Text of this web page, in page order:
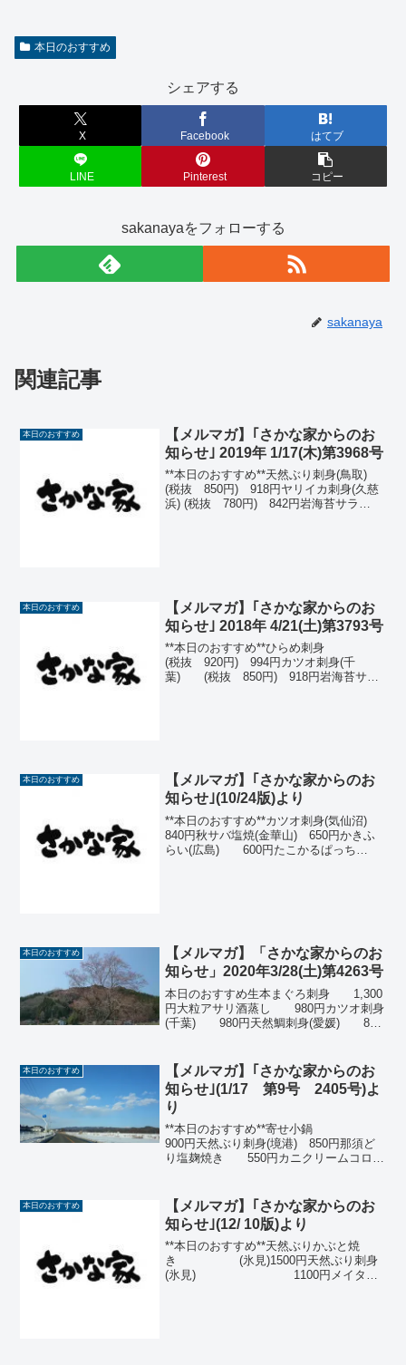
本日のおすすめ
シェアする
X Facebook はてブ
LINE Pinterest コピー
sakanayaをフォローする
sakanaya
関連記事
本日のおすすめ
【メルマガ】｢さかな家からのお
知らせ｣ 2019年 1/17(木)第3968号
**本日のおすすめ**天然ぶり刺身(鳥取)
(税抜 850円) 918円ヤリイカ刺身(久慈
浜) (税抜 780円) 842円岩海苔サラ
本日のおすすめ
【メルマガ】｢さかな家からのお
知らせ｣ 2018年 4/21(土)第3793号
**本日のおすすめ**ひらめ刺身
(税抜 920円) 994円カツオ刺身(千
葉) (税抜 850円) 918円岩海苔サラ
本日のおすすめ
【メルマガ】｢さかな家からのお
知らせ｣(10/24版)より
**本日のおすすめ**カツオ刺身(気仙沼)
840円秋サバ塩焼(金華山) 650円かきふ
らい(広島) 600円たこかるぱっち
本日のおすすめ
【メルマガ】「さかな家からのお
知らせ」2020年3/28(土)第4263号
本日のおすすめ生本まぐろ刺身 1,300
円大粒アサリ酒蒸し 980円カツオ刺身
(千葉) 980円天然鯛刺身(愛媛) 850
ふきのとうみそ焼
き ...
本日のおすすめ
【メルマガ】｢さかな家からのお
知らせ｣(1/17 第9号 2405号)よ
り
**本日のおすすめ**寄せ小鍋
900円天然ぶり刺身(境港) 850円那須ど
り塩麹焼き 550円カニクリームコロッ
ら 400円ごはんナゲット ...
本日のおすすめ
【メルマガ】｢さかな家からのお
知らせ｣(12/ 10版)より
**本日のおすすめ**天然ぶりかぶと焼
き (氷見)1500円天然ぶり刺身
(氷見) 1100円メイタカ